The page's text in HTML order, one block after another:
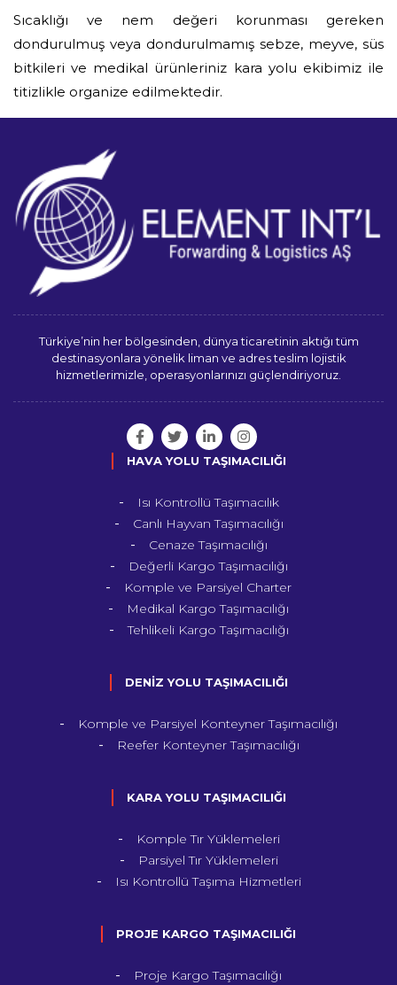
Sıcaklığı ve nem değeri korunması gereken
dondurulmuş veya dondurulmamış sebze, meyve, süs
bitkileri ve medikal ürünleriniz kara yolu ekibimiz ile
titizlikle organize edilmektedir.
Türkiye’nin her bölgesinden, dünya ticaretinin aktığı tüm
destinasyonlara yönelik liman ve adres teslim lojistik
hizmetlerimizle, operasyonlarınızı güçlendiriyoruz.
HAVA YOLU TAŞIMACILIĞI
Isı Kontrollü Taşımacılık
Canlı Hayvan Taşımacılığı
Cenaze Taşımacılığı
Değerli Kargo Taşımacılığı
Komple ve Parsiyel Charter
Medikal Kargo Taşımacılığı
Tehlikeli Kargo Taşımacılığı
DENİZ YOLU TAŞIMACILIĞI
Komple ve Parsiyel Konteyner Taşımacılığı
Reefer Konteyner Taşımacılığı
KARA YOLU TAŞIMACILIĞI
Komple Tır Yüklemeleri
Parsiyel Tır Yüklemeleri
Isı Kontrollü Taşıma Hizmetleri
PROJE KARGO TAŞIMACILIĞI
Proje Kargo Taşımacılığı